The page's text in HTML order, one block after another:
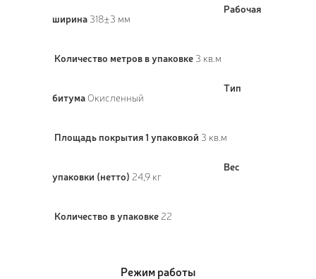
Рабочая
ширина 318±3 мм
Количество метров в упаковке 3 кв.м
Тип
битумаОкисленный
Площадь покрытия 1 упаковкой 3 кв.м
Вес
упаковки (нетто) 24,9 кг
Количество в упаковке 22
Режим работы